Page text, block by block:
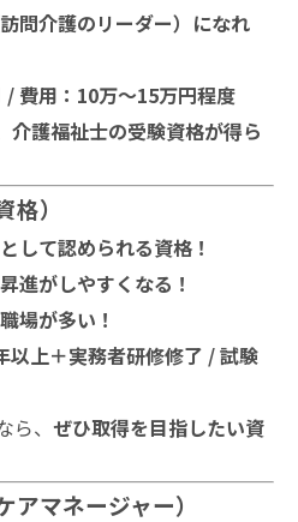
問介護のリーダー）になれ
/ 費用：10万〜15万円程度
介護福祉士の受験資格が得ら
）
して認められる資格！
進がしやすくなる！
場が多い！
以上＋実務者研修修了 / 試験
、 ぜひ取得を目指したい資
マネージャー）